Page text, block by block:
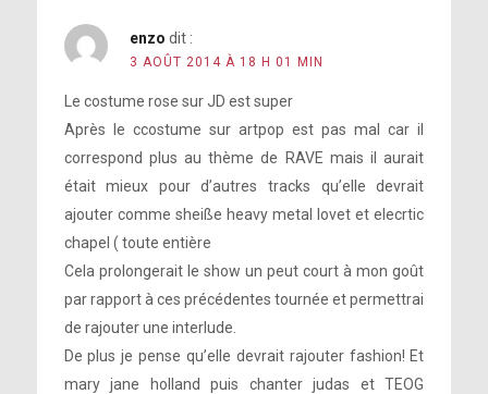
enzo dit :
3 AOÛT 2014 À 18 H 01 MIN
Le costume rose sur JD est super
Après le ccostume sur artpop est pas mal car il
correspond plus au thème de RAVE mais il aurait
était mieux pour d’autres tracks qu’elle devrait
ajouter comme sheiße heavy metal lovet et elecrtic
chapel ( toute entière
Cela prolongerait le show un peut court à mon goût
par rapport à ces précédentes tournée et permettrai
de rajouter une interlude.
De plus je pense qu’elle devrait rajouter fashion! Et
mary jane holland puis chanter judas et TEOG